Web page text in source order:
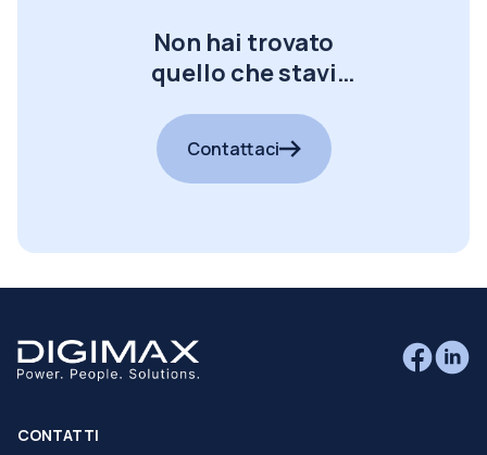
Non hai trovato
quello che stavi
Contattaci
CONTATTI